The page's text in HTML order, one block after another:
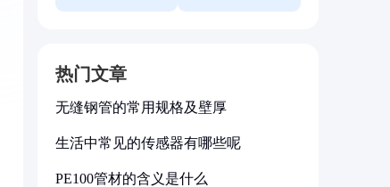
热门文章
无缝钢管的常用规格及壁厚
生活中常见的传感器有哪些呢
PE100管材的含义是什么